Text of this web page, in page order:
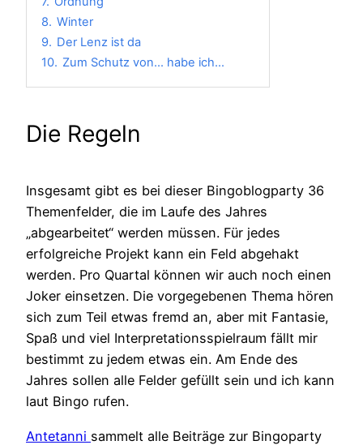
8. Winter
9. Der Lenz ist da
10. Zum Schutz von… habe ich…
Die Regeln
Insgesamt gibt es bei dieser Bingoblogparty 36
Themenfelder, die im Laufe des Jahres
„abgearbeitet“ werden müssen. Für jedes
erfolgreiche Projekt kann ein Feld abgehakt
werden. Pro Quartal können wir auch noch einen
Joker einsetzen. Die vorgegebenen Thema hören
sich zum Teil etwas fremd an, aber mit Fantasie,
Spaß und viel Interpretationsspielraum fällt mir
bestimmt zu jedem etwas ein. Am Ende des
Jahres sollen alle Felder gefüllt sein und ich kann
laut Bingo rufen.
Antetanni sammelt alle Beiträge zur Bingoparty